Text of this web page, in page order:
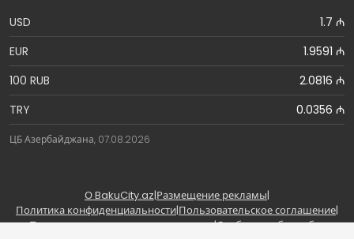
USD
1.7 ₼
EUR
1.9591 ₼
100 RUB
2.0816 ₼
TRY
0.0356 ₼
ЦБ Азербайджана, 07.08.2026
О BakuCity.az|Размещение рекламы|
Политика конфиденциальности|Пользовательское соглашение|
Правила использования материалов|Сообщить об ошибке